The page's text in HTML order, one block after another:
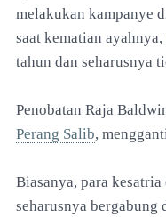
melakukan kampanye
saat kematian
tahun dan seharusnya
Penobatan Raja
Perang Salib,
Biasanya, para
seharusnya bergabung